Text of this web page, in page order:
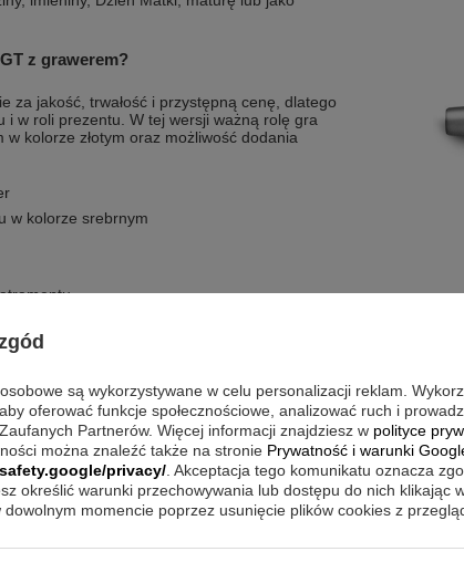
z grawerem?
za jakość, trwałość i przystępną cenę, dlatego
i w roli prezentu. W tej wersji ważną rolę gra
kolorze złotym oraz możliwość dodania
w kolorze srebrnym
i w podróży, gdy liczy się czytelny podpis
z nabojem jak i z tłoczkiem możesz wybrać
stylu pisania. Dołączony nabój w
korzystać z pióra, a pudełko firmy Parker
z osobistym akcentem.
są wykorzystywane w celu personalizacji reklam.
oferować funkcje społecznościowe, analizować ruch i
Partnerów. Więcej informacji znajdziesz w polityce
można znaleźć także na stronie Prywatność i warunki
privacy/ . Akceptacja tego komunikatu oznacza
określić warunki przechowywania lub dostępu do nich klikając
dowolnym momencie poprzez usunięcie plików cookies z